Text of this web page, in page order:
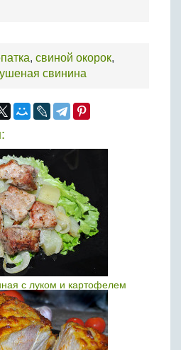
, свиной окорок,
свинина
с луком и картофелем